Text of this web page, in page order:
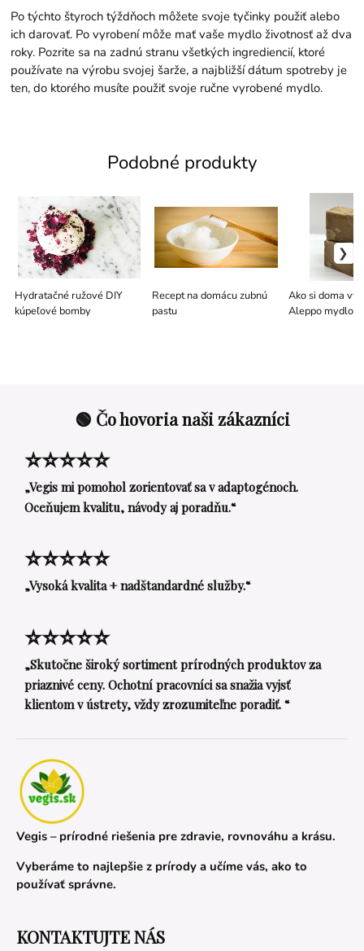
Po týchto štyroch týždňoch môžete svoje tyčinky použiť alebo
ich darovať. Po vyrobení môže mať vaše mydlo životnosť až dva
roky. Pozrite sa na zadnú stranu všetkých ingrediencií, ktoré
používate na výrobu svojej šarže, a najbližší dátum spotreby je
ten, do ktorého musíte použiť svoje ručne vyrobené mydlo.
Podobné produkty
Hydratačné ružové DIY
kúpeľové bomby
Recept na domácu zubnú
pastu
Ako si doma
Aleppo mydlo
🟢 Čo hovoria naši zákazníci
⭐⭐⭐⭐⭐
„Vegis mi pomohol zorientovať sa v adaptogénoch.
Oceňujem kvalitu, návody aj poradňu.“
⭐⭐⭐⭐⭐
„Vysoká kvalita + nadštandardné služby.“
⭐⭐⭐⭐⭐
„Skutočne široký sortiment prírodných produktov za
priaznivé ceny. Ochotní pracovníci sa snažia vyjsť
klientom v ústrety, vždy zrozumiteľne poradiť. “
Vegis – prírodné riešenia pre zdravie, rovnováhu a krásu.
Vyberáme to najlepšie z prírody a učíme vás, ako to
používať správne.
KONTAKTUJTE NÁS